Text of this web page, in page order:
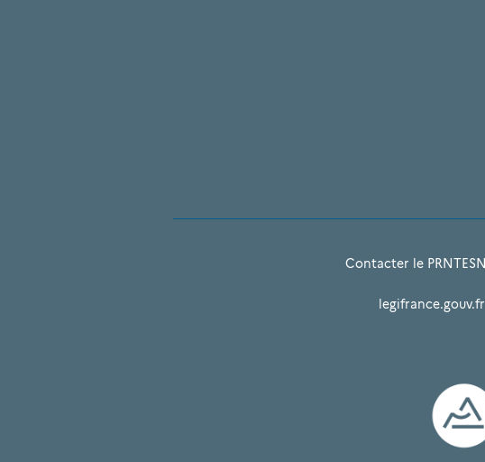
Contacter le PRNTESN
legifrance.gouv.fr